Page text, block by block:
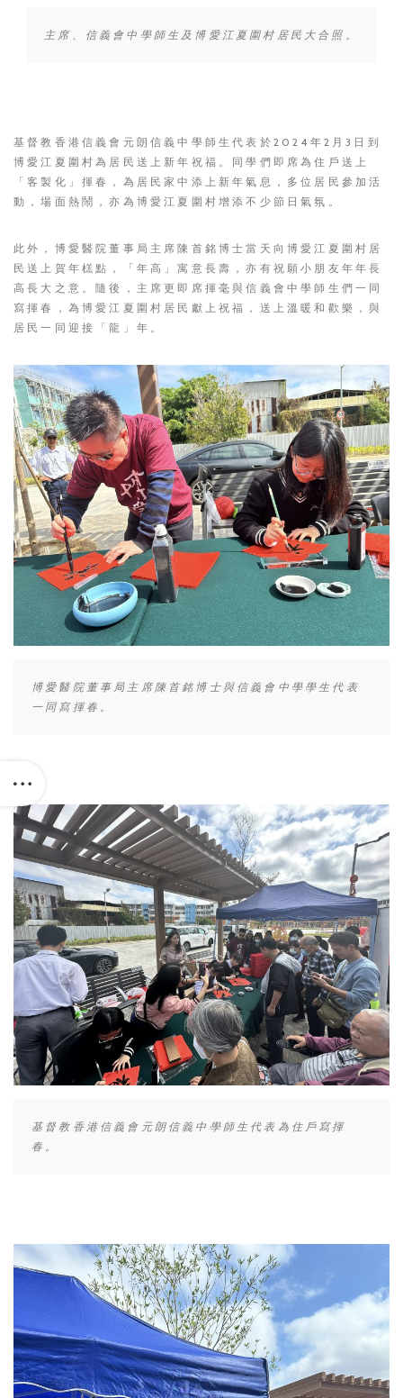
主席、信義會中學師生及博愛江夏圍村居民大合照。
基督教香港信義會元朗信義中學師生代表於2024年2月3日到
博愛江夏圍村為居民送上新年祝福。同學們即席為住戶送上
「客製化」揮春，為居民家中添上新年氣息，多位居民參加活
動，場面熱鬧，亦為博愛江夏圍村增添不少節日氣氛。
此外，博愛醫院董事局主席陳首銘博士當天向博愛江夏圍村居
民送上賀年榚點，「年高」寓意長壽，亦有祝願小朋友年年長
高長大之意。隨後，主席更即席揮毫與信義會中學師生們一同
寫揮春，為博愛江夏圍村居民獻上祝福，送上溫暖和歡樂，與
居民一同迎接「龍」年。
博愛醫院董事局主席陳首銘博士與信義會中學學生代表
一同寫揮春。
基督教香港信義會元朗信義中學師生代表為住戶寫揮
春。